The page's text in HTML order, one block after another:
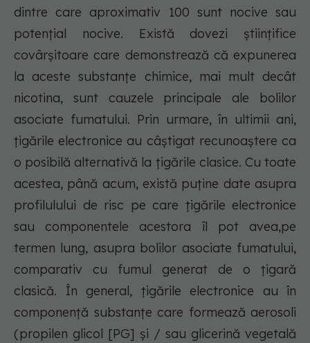
dintre care aproximativ 100 sunt nocive sau
potențial nocive. Există dovezi științifice
covârșitoare care demonstrează că expunerea
la aceste substanțe chimice, mai mult decât
nicotina, sunt cauzele principale ale bolilor
asociate fumatului. Prin urmare, în ultimii ani,
țigările electronice au câștigat recunoaștere ca
o posibilă alternativă la țigările clasice. Cu toate
acestea, până acum, există puține date asupra
profilulului de risc pe care țigările electronice
sau componentele acestora îl pot avea,pe
termen lung, asupra bolilor asociate fumatului,
comparativ cu fumul generat de o țigară
clasică. În general, țigările electronice au în
componență substanțe care formează aerosoli
(propilen glicol [PG] și / sau glicerină vegetală